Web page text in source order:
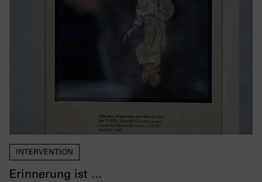
INTERVENTION
Erinnerung ist ...